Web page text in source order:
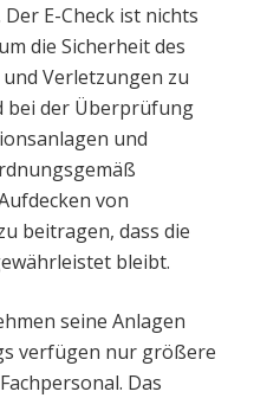
E-Check ist nichts
die Sicherheit des
Verletzungen zu
bei der Überprüfung
und
von
beitragen, dass die
bleibt.
seine Anlagen
verfügen nur größere
Das